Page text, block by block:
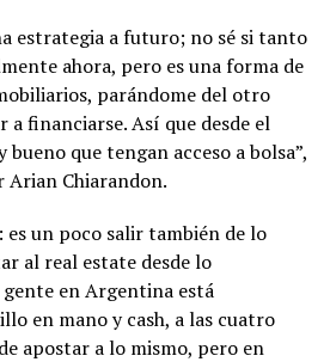
estrategia a futuro; no sé si tanto
ahora, pero es una forma de
parándome del otro
a financiarse. Así que desde el
bueno que tengan acceso a bolsa”,
Chiarandon.
es un poco salir también de lo
al real estate desde lo
en Argentina está
en mano y cash, a las cuatro
apostar a lo mismo, pero en